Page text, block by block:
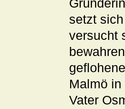
setzt
versucht
Malmö
Vater